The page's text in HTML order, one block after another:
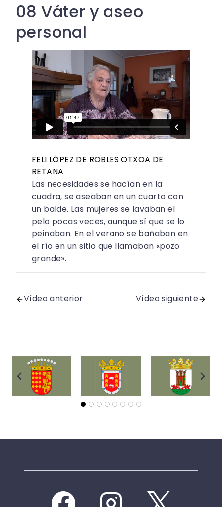
08 Váter y aseo
personal
FELI LÓPEZ DE ROBLES OTXOA DE
RETANA
Las necesidades se hacían en la
cuadra, se aseaban en un cuarto con
un balde. Las mujeres se lavaban el
pelo pocas veces, aunque sí que se lo
peinaban. En el verano se bañaban en
el río en un sitio que llamaban «pozo
grande».
Vídeo anterior Vídeo siguiente